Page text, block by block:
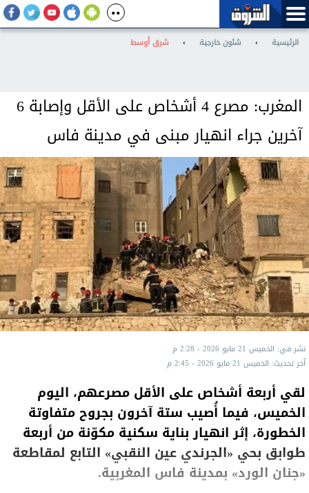
الرئيسية › شئون خارجية › شرق أوسط
المغرب: مصرع 4 أشخاص على الأقل وإصابة 6
آخرين جراء انهيار مبنى في مدينة فاس
نشر في: الخميس 21 مايو 2026 - 2:28 م
آخر تحديث: الخميس 21 مايو 2026 - 2:45 م
لقي أربعة أشخاص على الأقل مصرعهم، اليوم
الخميس، فيما أُصيب ستة آخرون بجروح متفاوتة
الخطورة، إثر انهيار بناية سكنية مكوّنة من أربعة
طوابق بحي «الجرندي عين النقبي» التابع لمقاطعة
«جنان الورد» بمدينة فاس المغربية.